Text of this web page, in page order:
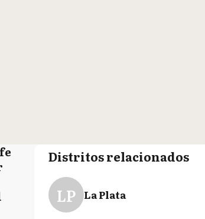
Distritos relacionados
LP La Plata